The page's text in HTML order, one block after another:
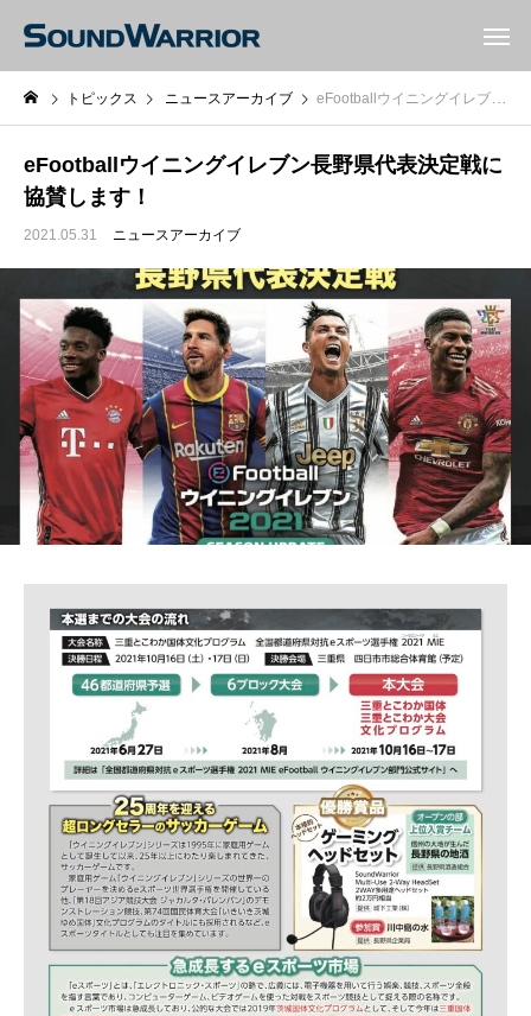
トピックス ニュースアーカイブ eFootballウイニングイレブン長野県代表決定戦に協賛します！
eFootballウイニングイレブン長野県代表決定戦に
協賛します！
2021.05.31 ニュースアーカイブ